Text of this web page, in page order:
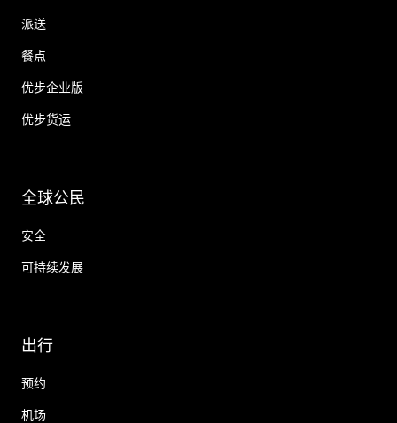
派送
餐点
优步企业版
优步货运
全球公民
安全
可持续发展
出行
预约
机场